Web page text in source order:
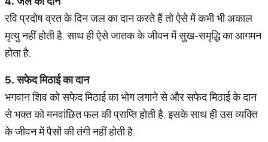
रवि प्रदोष व्रत के दिन जल का दान करते हैं तो ऐसे में कभी भी अकाल
मृत्यु नहीं होती है. साथ ही ऐसे जातक के जीवन में सुख-समृद्धि का आगमन
होता है.
5.सफेदमिठाईकादान
भगवान शिव को सफेद मिठाई का भोग लगाने से और सफेद मिठाई के दान
से भक्त को मनवांछित फल की प्राप्ति होती है. इसके साथ ही उस व्यक्ति
के जीवन में पैसों की तंगी नहीं होती है.